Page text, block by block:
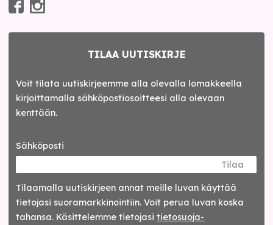
TILAA UUTISKIRJE
Voit tilata uutiskirjeemme alla olevalla lomakkeella
kirjoittamalla sähköpostiosoitteesi alla olevaan
kenttään.
Sähköposti
Tilaa
Tilaamalla uutis­kirjeen annat meille luvan käyttää
tietojasi suora­markkinointiin. Voit perua luvan koska
tahansa. Käsittelemme tietojasitieto­suoja­